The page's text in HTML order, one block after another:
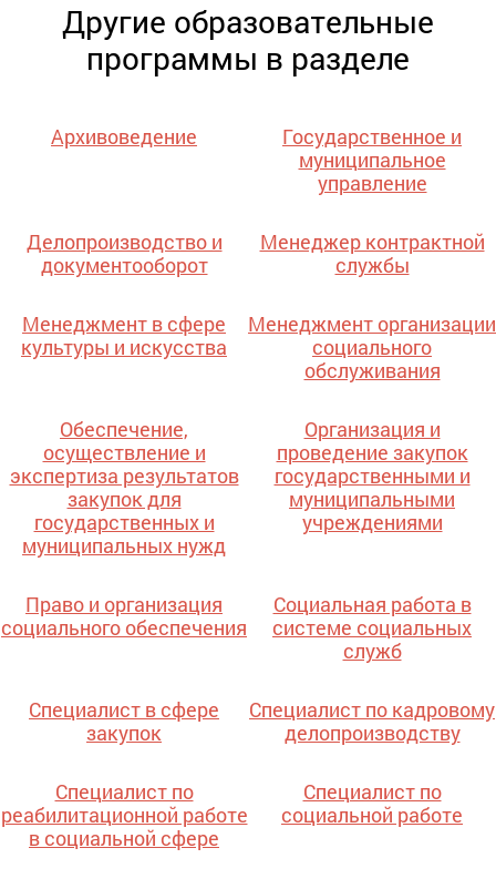
Другие образовательные
программы в разделе
Архивоведение
Государственное и
муниципальное
управление
Делопроизводство и
документооборот
Менеджер контрактной
службы
Менеджмент в сфере
культуры и искусства
Менеджмент организации
социального
обслуживания
Обеспечение,
осуществление и
экспертиза результатов
закупок для
государственных и
муниципальных нужд
Организация и
проведение закупок
государственными и
муниципальными
учреждениями
Право и организация
социального обеспечения
Социальная работа в
системе социальных
служб
Специалист в сфере
закупок
Специалист по кадровому
делопроизводству
Специалист по
реабилитационной работе
в социальной сфере
Специалист по
социальной работе